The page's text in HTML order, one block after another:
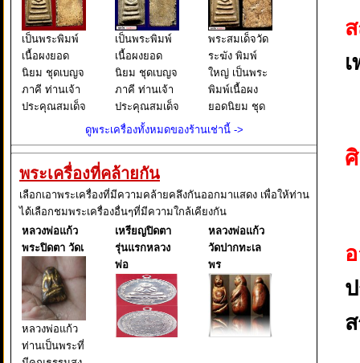
เป็นพระพิมพ์
เนื้อผงยอด
นิยม ชุดเบญจ
ภาคี ท่านเจ้า
ประคุณสมเด็จ
รังษี) วัดระฆัง
โฆสิตาราม
วรมหาวิหาร
แขวงศิริราช
เขต
บางกอกน้อย
กรุงเทพ
เป็นพระพิมพ์
เนื้อผงยอด
นิยม ชุดเบญจ
ภาคี ท่านเจ้า
ประคุณสมเด็จ
พระพุฒาจาร
รังษี) วัดระฆัง
โฆสิตาราม
วรมหาวิหาร
แขวงศิริราช
เขต
บางกอกน้อย
กรุงเทพ
พระสมเด็จวัด
ระฆัง พิมพ์
ใหญ่ เป็นพระ
พิมพ์เนื้อผง
ยอดนิยม ชุด
เบญจภาคี
ประคุณสมเด็จ
ย์ (โต พรหม
รังษี) วัดระฆัง
โฆสิตาราม
วรมหาวิหาร
แขวงศิ
ดูพระเครื่องทั้งหมดของร้านเช่านี้ ->
พระเครื่องที่คล้ายกัน
เลือกเอาพระเครื่องที่มีความคล้ายคลึงกันออกมาแสดง เพื่อให้ท่าน
ได้เลือกชมพระเครื่องอื่นๆที่มีความใกล้เคียงกัน
หลวงพ่อแก้ว
พระปิดตา วัดเ
หลวงพ่อแก้ว
ท่านเป็นพระที่
เหรียญปิดตา
รุ่นแรกหลวง
พ่อ
หลวงพ่อแก้ว
วัดปากทะเล
พร